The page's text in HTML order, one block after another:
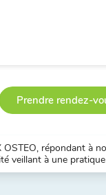
Prendre rendez-
répondant à
veillant à une